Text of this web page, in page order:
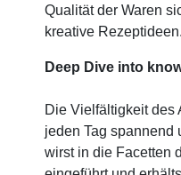
Qualität der Waren
kreative Rezeptideen.
Deep Dive into
Die Vielfältigkeit des
jeden Tag spannend
wirst in die Facetten